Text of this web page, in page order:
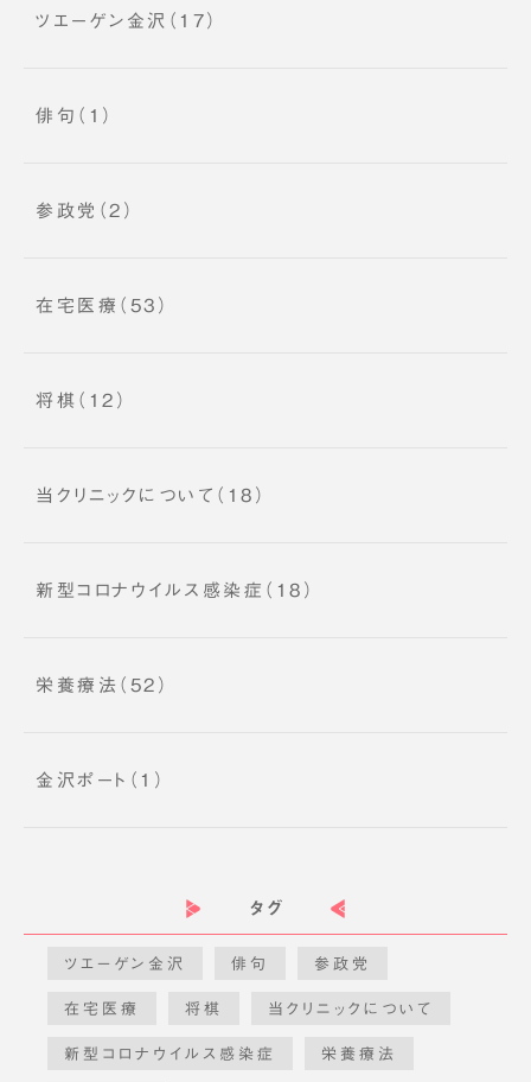
ツエーゲン金沢（17）
俳句（1）
参政党（2）
在宅医療（53）
将棋（12）
当クリニックについて（18）
新型コロナウイルス感染症（18）
栄養療法（52）
金沢ポート（1）
タグ
ツエーゲン金沢 俳句 参政党
在宅医療 将棋 当クリニックについて
新型コロナウイルス感染症 栄養療法